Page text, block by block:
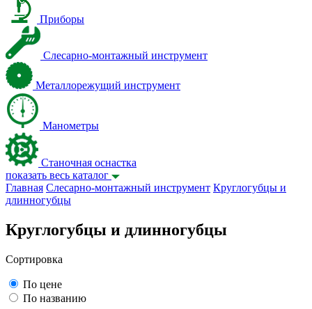
Приборы
Слесарно-монтажный инструмент
Металлорежущий инструмент
Манометры
Станочная оснастка
показать весь каталог
Главная Слесарно-монтажный инструмент Круглогубцы и
длинногубцы
Круглогубцы и длинногубцы
Сортировка
По цене
По названию